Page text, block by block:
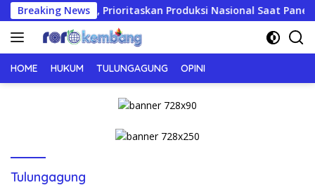
Langsung
ke
konten
Breaking News
Tembakau, Prioritaskan Produksi Nasional Saat Panen
HOME HUKUM TULUNGAGUNG OPINI
Tulungagung